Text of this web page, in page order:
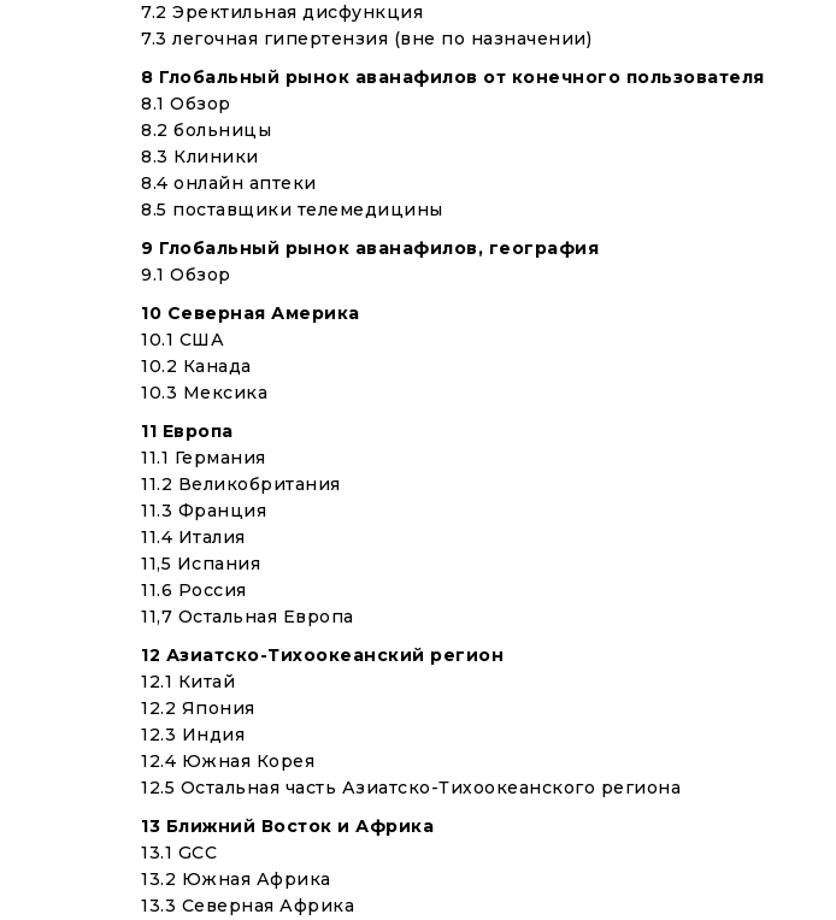
7.2 Эректильная дисфункция
7.3 легочная гипертензия (вне по назначении)
8 Глобальный рынок аванафилов от конечного пользователя
8.1 Обзор
8.2 больницы
8.3 Клиники
8.4 онлайн аптеки
8.5 поставщики телемедицины
9 Глобальный рынок аванафилов, география
9.1 Обзор
10 Северная Америка
10.1 США
10.2 Канада
10.3 Мексика
11 Европа
11.1 Германия
11.2 Великобритания
11.3 Франция
11.4 Италия
11,5 Испания
11.6 Россия
11,7 Остальная Европа
12 Азиатско-Тихоокеанский регион
12.1 Китай
12.2 Япония
12.3 Индия
12.4 Южная Корея
12.5 Остальная часть Азиатско-Тихоокеанского региона
13 Ближний Восток и Африка
13.1 GCC
13.2 Южная Африка
13.3 Северная Африка